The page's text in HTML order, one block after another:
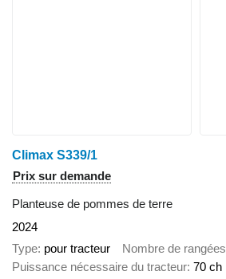
Climax S339/1
Prix sur demande
Planteuse de pommes de terre
2024
Type pour tracteur Nombre de rangées
Puissance nécessaire du tracteur 70 ch